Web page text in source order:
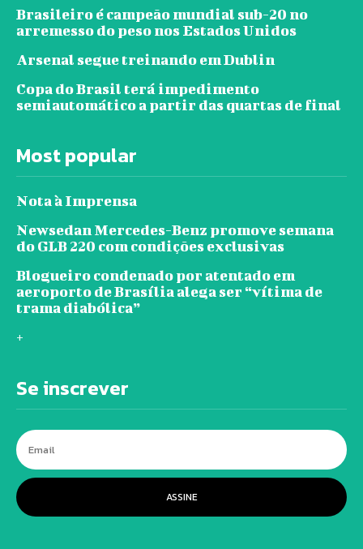
Brasileiro é campeão mundial sub-20 no
arremesso do peso nos Estados Unidos
Arsenal segue treinando em Dublin
Copa do Brasil terá impedimento
semiautomático a partir das quartas de final
Most popular
Nota à Imprensa
Newsedan Mercedes-Benz promove semana
do GLB 220 com condições exclusivas
Blogueiro condenado por atentado em
aeroporto de Brasília alega ser “vítima de
trama diabólica”
+
Se inscrever
ASSINE